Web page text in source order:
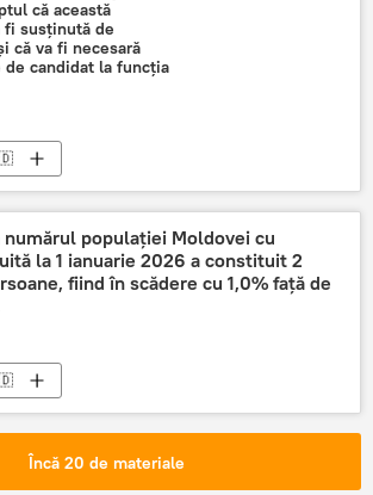
că această
fi susținută de
că va fi necesară
de candidat la funcția
numărul populației Moldovei cu
la 1 ianuarie 2026 a constituit 2
fiind în scădere cu 1,0% față de
Încă 20 de materiale